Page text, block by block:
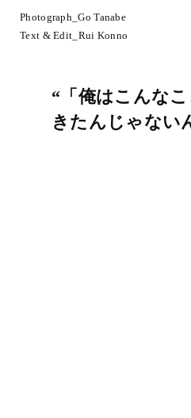
Photograph_Go Tanabe
Text & Edit_Rui Konno
“「俺はこんな
きたんじゃない